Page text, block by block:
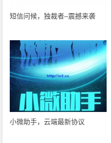
短信问候，独裁者–震撼来袭
小微助手，云端最新协议